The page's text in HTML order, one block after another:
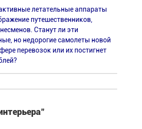
летательные аппараты
путешественников,
Станут ли эти
но недорогие самолеты новой
перевозок или их постигнет